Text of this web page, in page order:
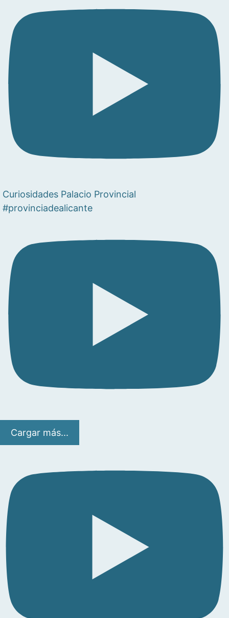
Curiosidades Palacio Provincial
#provinciadealicante
Cargar más...